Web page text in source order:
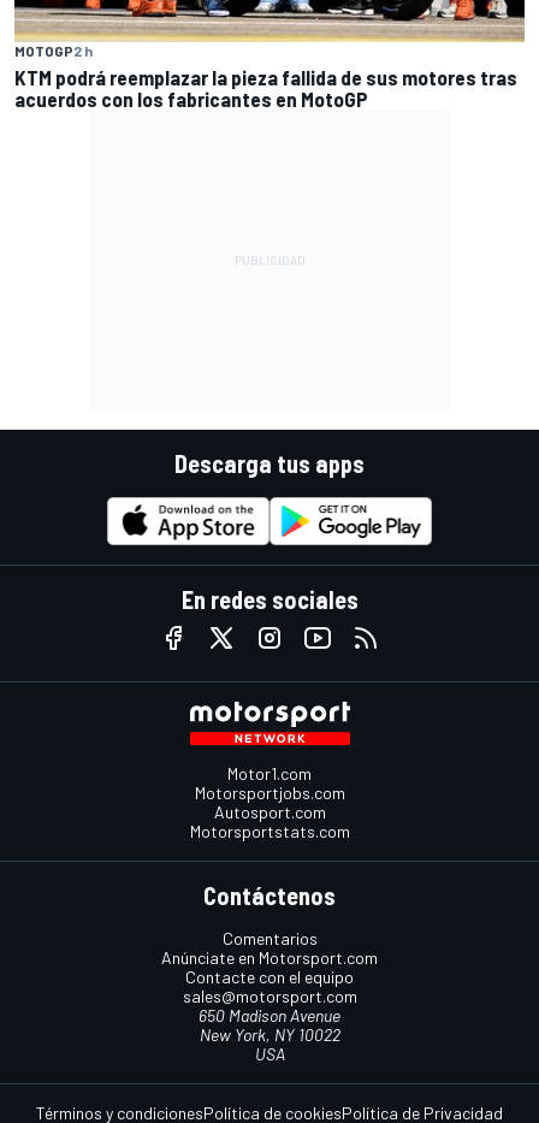
MOTOGP2 h
KTM podrá reemplazar la pieza fallida de sus motores tras
acuerdos con los fabricantes en MotoGP
Descarga tus apps
En redes sociales
Motor1.com
Motorsportjobs.com
Autosport.com
Motorsportstats.com
Contáctenos
Comentarios
Anúnciate en Motorsport.com
Contacte con el equipo
sales@motorsport.com
650 Madison Avenue
New York, NY 10022
USA
Términos y condicionesPolítica de cookiesPolítica de Privacidad